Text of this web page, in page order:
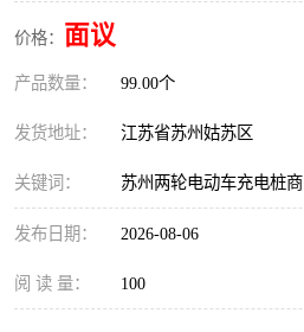
价格： 面议
产品数量： 99.00个
发货地址： 江苏省苏州姑苏区
关键词： 苏州两轮电动车充电桩商
发布日期： 2026-08-06
阅 读 量： 100